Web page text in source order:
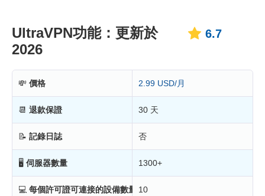
UltraVPN功能：更新於
2026
6.7
💸 價格 2.99 USD/月
📆 退款保證 30 天
📝 記錄日誌 否
🖥 伺服器數量 1300+
💻 每個許可證可連接的設備數量 10